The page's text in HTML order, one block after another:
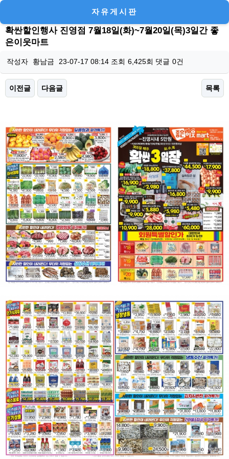
자유게시판
확싼할인행사 진영점 7월18일(화)~7월20일(목)3일간 좋
은이웃마트
작성자 황남금 23-07-17 08:14조회 6,425회 댓글 0건
이전글 다음글 목록
본문